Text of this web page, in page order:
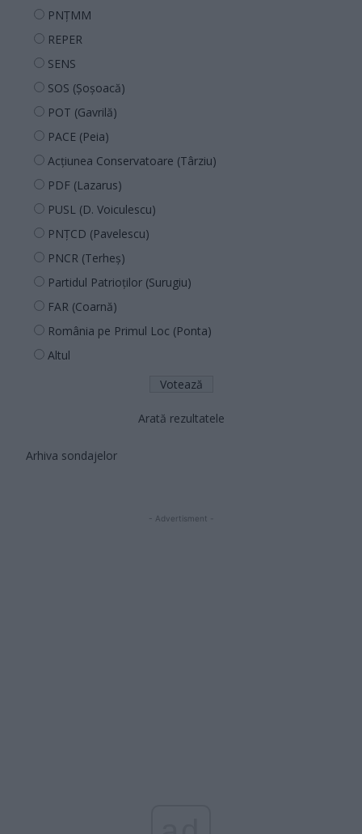
PNȚMM
REPER
SENS
SOS (Șoșoacă)
POT (Gavrilă)
PACE (Peia)
Acțiunea Conservatoare (Târziu)
PDF (Lazarus)
PUSL (D. Voiculescu)
PNȚCD (Pavelescu)
PNCR (Terheș)
Partidul Patrioților (Surugiu)
FAR (Coarnă)
România pe Primul Loc (Ponta)
Altul
Arată rezultatele
Arhiva sondajelor
- Advertisment -